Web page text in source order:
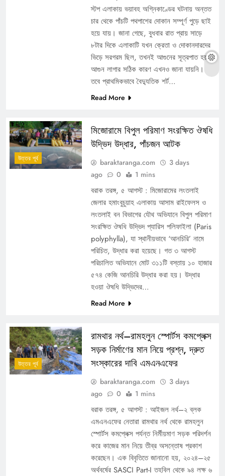
স্টপ এলাকায় ভয়াবহ অগ্নিকাণ্ডের ঘটনায় অন্তত
চার থেকে পাঁচটি পথপাশের দোকান সম্পূর্ণ পুড়ে ছাই
হয়ে যায়। জানা গেছে, বুধবার রাত প্রায় সাড়ে
৮টার দিকে এলাকাটি যখন ক্রেতা ও দোকানদারদের
ভিড়ে সরগরম ছিল, তখনই আগুনের সূত্রপাত হয়।
আগুন লাগার সঠিক কারণ এখনও জানা যায়নি।
তবে প্রাথমিকভাবে বৈদ্যুতিক শর্ট…
Read More
উত্তর পূর্ব
মিজোরামে বিপুল পরিমাণ সংরক্ষিত ঔষধি
উদ্ভিদ উদ্ধার, পাঁচজন আটক
baraktaranga.com
3 days
ago
0 1 mins
বরাক তরঙ্গ, ৫ আগস্ট : মিজোরামের লংতলাই
জেলার হমাংবুচুয়াহ এলাকায় আসাম রাইফেলস ও
লংতলাই বন বিভাগের যৌথ অভিযানে বিপুল পরিমাণ
সংরক্ষিত ঔষধি উদ্ভিদ প্যারিস পলিফাইলা (Paris
polyphylla), যা স্থানীয়ভাবে ‘আনচিরি’ নামে
পরিচিত, উদ্ধার করা হয়েছে। গত ৩ আগস্ট
পরিচালিত অভিযানে মোট ৩১১টি বস্তায় ১০ হাজার
৫৭৪ কেজি আনচিরি উদ্ধার করা হয়। উদ্ধার
হওয়া ঔষধি উদ্ভিদের…
Read More
উত্তর পূর্ব
রামথার নর্থ–রামহলুন স্পোর্টস কমপ্লেক্স
সড়ক নির্মাণের মান নিয়ে প্রশ্ন, দ্রুত
সংস্কারের দাবি এমএনএফের
baraktaranga.com
3 days
ago
0 1 mins
বরাক তরঙ্গ, ৫ আগস্ট : আইজল নর্থ–২ ব্লক
এমএনএফের নেতারা রামথার নর্থ থেকে রামহলুন
স্পোর্টস কমপ্লেক্স পর্যন্ত নির্মীয়মাণ সড়ক পরিদর্শন
করে কাজের মান নিয়ে তীব্র অসন্তোষ প্রকাশ
করেছেন। এক বিবৃতিতে জানানো হয়, ২০২৪–২৫
অর্থবর্ষের SASCI Part-I তহবিল থেকে ৯৪ লক্ষ ৬